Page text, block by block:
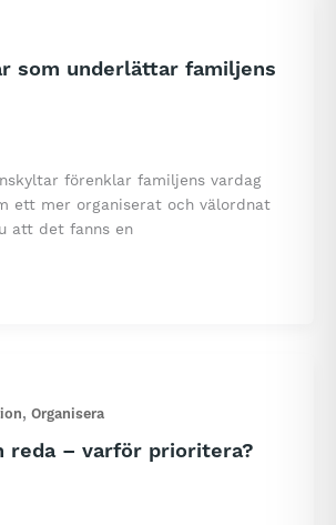
som underlättar familjens
förenklar familjens vardag
ett mer organiserat och välordnat
att det fanns en
, Organisera
reda – varför prioritera?